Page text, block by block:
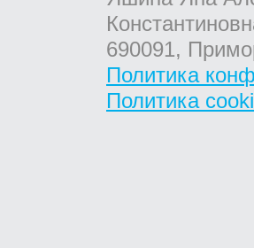
690091,
Политика
Политика